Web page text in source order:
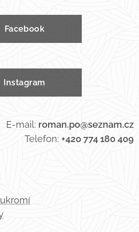
Facebook
Instagram
E-mail: roman.po@seznam.cz
Telefon: +420 774 180 409